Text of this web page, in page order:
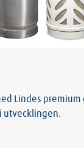
Lindes premium
utvecklingen.